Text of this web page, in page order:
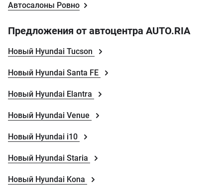
Автосалоны Ровно
Предложения от автоцентра AUTO.RIA
Новый Hyundai Tucson
Новый Hyundai Santa FE
Новый Hyundai Elantra
Новый Hyundai Venue
Новый Hyundai i10
Новый Hyundai Staria
Новый Hyundai Kona